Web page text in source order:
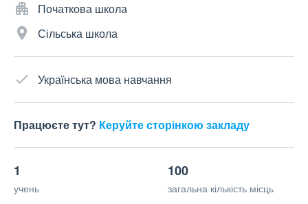
Початкова школа
Сільська школа
Українська мова навчання
Працюєте тут? Керуйте сторінкою закладу
1
учень
100
загальна кількість місць